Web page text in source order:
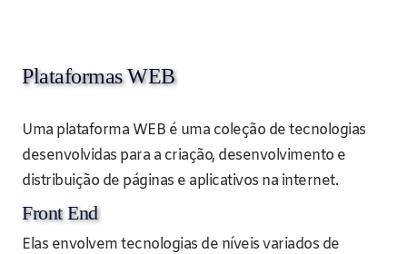
Plataformas WEB
Uma plataforma WEB é uma coleção de tecnologias
desenvolvidas para a criação, desenvolvimento e
distribuição de páginas e aplicativos na internet.
Front End
Elas envolvem tecnologias de níveis variados de